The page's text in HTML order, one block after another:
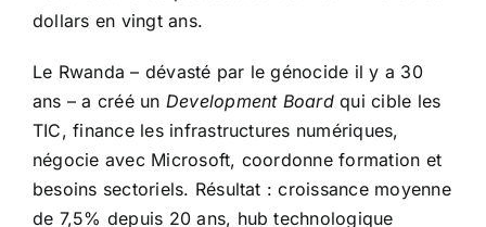
dollars en vingt ans.
Le Rwanda – dévasté par le génocide il y a 30
ans – a créé un Development Boardqui cible les
TIC, finance les infrastructures numériques,
négocie avec Microsoft, coordonne formation et
besoins sectoriels. Résultat : croissance moyenne
de 7,5% depuis 20 ans, hub technologique